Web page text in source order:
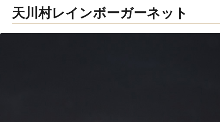
天川村レインボーガーネット